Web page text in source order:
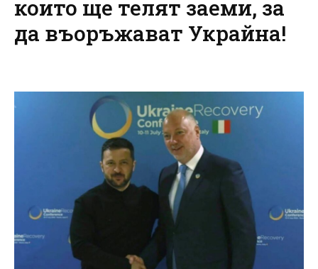
които ще телят заеми, за
да въоръжават Украйна!